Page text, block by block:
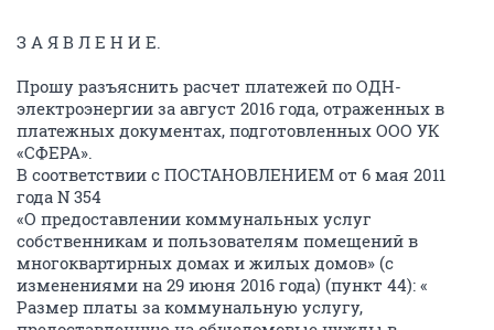
З А Я В Л Е Н И Е.
Прошу разъяснить расчет платежей по ОДН-
электроэнергии за август 2016 года, отраженных в
платежных документах, подготовленных ООО УК
«СФЕРА». ​
В соответствии с ПОСТАНОВЛЕНИЕМ от 6 мая 2011
года N 354
«О предоставлении коммунальных услуг
собственникам и пользователям помещений в
многоквартирных домах и жилых домов» (с
изменениями на 29 июня 2016 года) (пункт 44): «
Размер платы за коммунальную услугу,